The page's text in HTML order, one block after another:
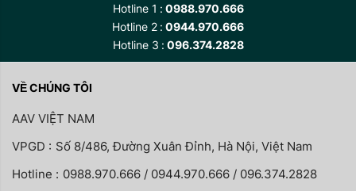
Hotline 1
0988.970.666
Hotline 2 0944.970.666
Hotline 3
096.374.2828
VỀ CHÚNG TÔI
AAV VIỆT NAM
VPGD : Số 8/486, Đường Xuân Đỉnh, Hà Nội, Việt Nam
Hotline : 0988.970.666 / 0944.970.666 / 096.374.2828